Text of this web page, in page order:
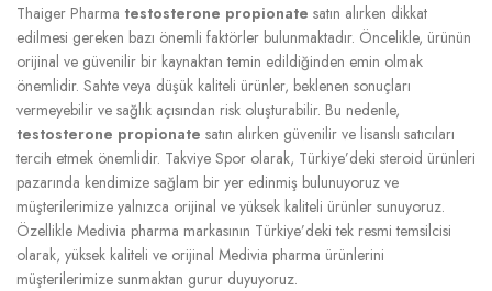
Thaiger Pharma testosterone propionate satın alırken dikkat
edilmesi gereken bazı önemli faktörler bulunmaktadır. Öncelikle, ürünün
orijinal ve güvenilir bir kaynaktan temin edildiğinden emin olmak
önemlidir. Sahte veya düşük kaliteli ürünler, beklenen sonuçları
vermeyebilir ve sağlık açısından risk oluşturabilir. Bu nedenle,
testosterone propionate satın alırken güvenilir ve lisanslı satıcıları
tercih etmek önemlidir. Takviye Spor olarak, Türkiye’deki steroid ürünleri
pazarında kendimize sağlam bir yer edinmiş bulunuyoruz ve
müşterilerimize yalnızca orijinal ve yüksek kaliteli ürünler sunuyoruz.
Özellikle Medivia pharma markasının Türkiye’deki tek resmi temsilcisi
olarak, yüksek kaliteli ve orijinal Medivia pharma ürünlerini
müşterilerimize sunmaktan gurur duyuyoruz.